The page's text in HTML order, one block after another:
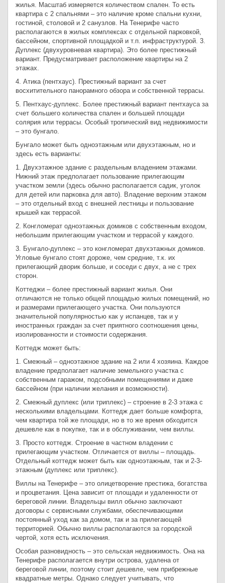
жилья. Масштаб измеряется количеством спален. То есть
квартира с 2 спальнями – это наличие кроме спальни кухни,
гостиной, столовой и 2 санузлов. На Тенерифе часто
располагаются в жилых комплексах с отдельной парковкой,
бассейном, спортивной площадкой и т.п. инфраструктурой. 3.
Дуплекс (двухуровневая квартира). Это более престижный
вариант. Предусматривает расположение квартиры на 2
этажах.
4. Атика (пентхаус). Престижный вариант за счет
восхитительного панорамного обзора и собственной террасы.
5. Пентхаус-дуплекс. Более престижный вариант пентхауса за
счет большего количества спален и большей площади
солярия или террасы. Особый тропический вид недвижимости
– это бунгало.
Бунгало может быть одноэтажным или двухэтажным, но и
здесь есть варианты:
1. Двухэтажное здание с раздельным владением этажами.
Нижний этаж предполагает пользование прилегающим
участком земли (здесь обычно располагается садик, уголок
для детей или парковка для авто). Владение верхним этажом
– это отдельный вход с внешней лестницы и пользование
крышей как террасой.
2. Конгломерат одноэтажных домиков с собственным входом,
небольшим прилегающим участком и террасой у каждого.
3. Бунгало-дуплекс – это конгломерат двухэтажных домиков.
Угловые бунгало стоят дороже, чем средние, т.к. их
прилегающий дворик больше, и соседи с двух, а не с трех
сторон.
Коттеджи – более престижный вариант жилья. Они
отличаются не только общей площадью жилых помещений, но
и размерами прилегающего участка. Они пользуются
значительной популярностью как у испанцев, так и у
иностранных граждан за счет приятного соотношения цены,
изолированности и стоимости содержания.
Коттедж может быть:
1. Смежный – одноэтажное здание на 2 или 4 хозяина. Каждое
владение предполагает наличие земельного участка с
собственным гаражом, подсобными помещениями и даже
бассейном (при наличии желания и возможности).
2. Смежный дуплекс (или триплекс) – строение в 2-3 этажа с
несколькими владельцами. Коттедж дает больше комфорта,
чем квартира той же площади, но в то же время обходится
дешевле как в покупке, так и в обслуживании, чем виллы.
3. Просто коттедж. Строение в частном владении с
прилегающим участком. Отличается от виллы – площадь.
Отдельный коттедж может быть как одноэтажным, так и 2-3-
этажным (дуплекс или триплекс).
Виллы на Тенерифе – это олицетворение престижа, богатства
и процветания. Цена зависит от площади и удаленности от
береговой линии. Владельцы вилл обычно заключают
договоры с сервисными службами, обеспечивающими
постоянный уход как за домом, так и за прилегающей
территорией. Обычно виллы располагаются за городской
чертой, хотя есть исключения.
Особая разновидность – это сельская недвижимость. Она на
Тенерифе располагается внутри острова, удалена от
береговой линии, поэтому стоит дешевле, чем прибрежные
квадратные метры. Однако следует учитывать, что